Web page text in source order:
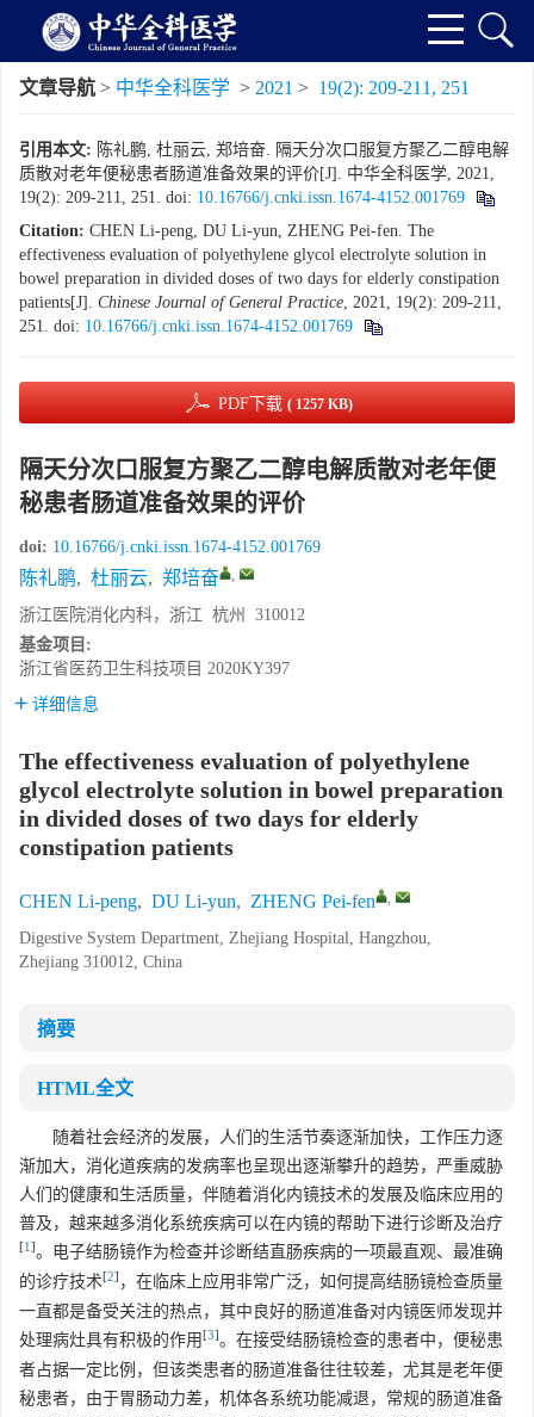
文章导航 > 中华全科医学 > 2021 > 19(2): 209-211, 251
引用本文: 陈礼鹏, 杜丽云, 郑培奋. 隔天分次口服复方聚乙二醇电解
质散对老年便秘患者肠道准备效果的评价[J]. 中华全科医学, 2021,
19(2): 209-211, 251. doi: 10.16766/j.cnki.issn.1674-4152.001769
Citation: CHEN Li-peng, DU Li-yun, ZHENG Pei-fen. The
effectiveness evaluation of polyethylene glycol electrolyte solution in
bowel preparation in divided doses of two days for elderly constipation
patients[J]. Chinese Journal of General Practice, 2021, 19(2): 209-211,
251. doi: 10.16766/j.cnki.issn.1674-4152.001769
PDF下载 ( 1257 KB)
隔天分次口服复方聚乙二醇电解质散对老年便
秘患者肠道准备效果的评价
doi: 10.16766/j.cnki.issn.1674-4152.001769
陈礼鹏, 杜丽云, 郑培奋 ,
浙江医院消化内科，浙江 杭州 310012
基金项目:
浙江省医药卫生科技项目 2020KY397
详细信息
The effectiveness evaluation of polyethylene
glycol electrolyte solution in bowel preparation
in divided doses of two days for elderly
constipation patients
CHEN Li-peng, DU Li-yun, ZHENG Pei-fen ,
Digestive System Department, Zhejiang Hospital, Hangzhou,
Zhejiang 310012, China
摘要
HTML全文
随着社会经济的发展，人们的生活节奏逐渐加快，工作压力逐
渐加大，消化道疾病的发病率也呈现出逐渐攀升的趋势，严重威胁
人们的健康和生活质量，伴随着消化内镜技术的发展及临床应用的
普及，越来越多消化系统疾病可以在内镜的帮助下进行诊断及治疗
[1 ]。电子结肠镜作为检查并诊断结直肠疾病的一项最直观、最准确
的诊疗技术[2] ，在临床上应用非常广泛，如何提高结肠镜检查质量
一直都是备受关注的热点，其中良好的肠道准备对内镜医师发现并
处理病灶具有积极的作用 [3]。在接受结肠镜检查的患者中，便秘患
者占据一定比例，但该类患者的肠道准备往往较差，尤其是老年便
秘患者，由于胃肠动力差，机体各系统功能减退，常规的肠道准备